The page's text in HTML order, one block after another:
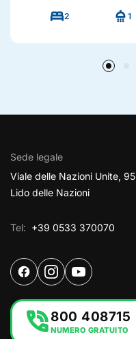
bed2 shower 1
Sede legale
Viale delle Nazioni Unite, 95
Lido delle Nazioni
Tel: +39 0533 370070
phone_in_talk800 408715
NUMERO GRATUITO